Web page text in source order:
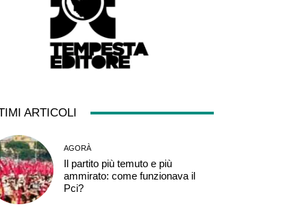
ARTICOLI
AGORÀ
Il partito più temuto e più
ammirato: come funzionava il
Pci?